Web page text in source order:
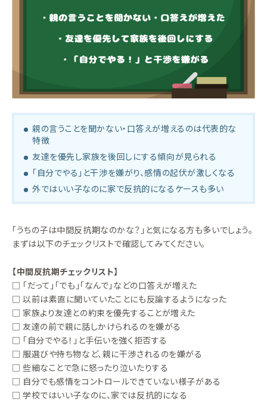
親の言うことを聞かない・口答えが増えるのは代表的な
特徴
友達を優先し家族を後回しにする傾向が見られる
「自分でやる」と干渉を嫌がり、感情の起伏が激しくなる
外ではいい子なのに家で反抗的になるケースも多い
「うちの子は中間反抗期なのかな？」と気になる方も多いでしょう。
まずは以下のチェックリストで確認してみてください。
【中間反抗期チェックリスト】
□ 「だって」「でも」「なんで」などの口答えが増えた
□ 以前は素直に聞いていたことにも反論するようになった
□ 家族より友達との約束を優先することが増えた
□ 友達の前で親に話しかけられるのを嫌がる
□ 「自分でやる！」と手伝いを強く拒否する
□ 服選びや持ち物など、親に干渉されるのを嫌がる
□ 些細なことで急に怒ったり泣いたりする
□ 自分でも感情をコントロールできていない様子がある
□ 学校ではいい子なのに、家では反抗的になる